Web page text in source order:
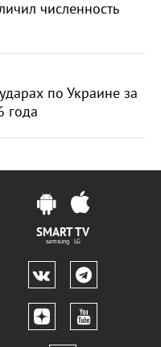
численность
по Украине за
года
SMART TV
samsung LG